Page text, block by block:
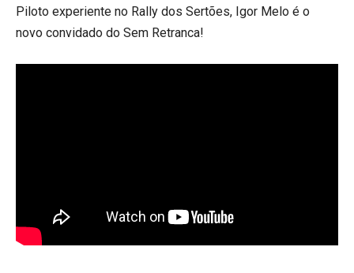
Piloto experiente no Rally dos Sertões, Igor Melo é o
novo convidado do Sem Retranca!